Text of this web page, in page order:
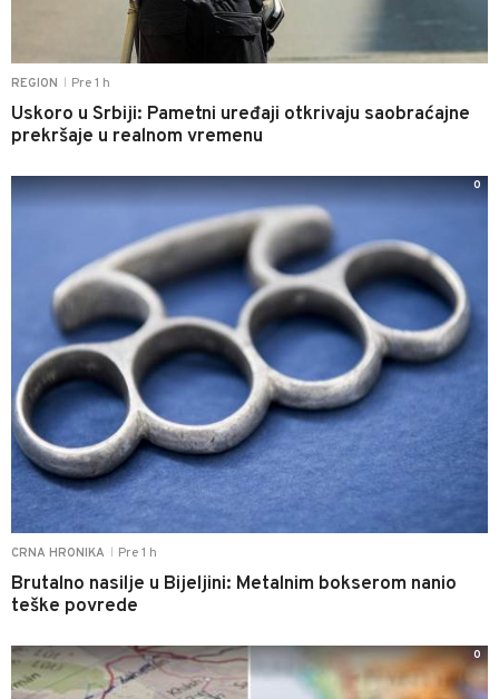
REGION Pre 1 h
Uskoro u Srbiji: Pametni uređaji otkrivaju saobraćajne
prekršaje u realnom vremenu
CRNA HRONIKA Pre 1 h
Brutalno nasilje u Bijeljini: Metalnim bokserom nanio
teške povrede
0
0